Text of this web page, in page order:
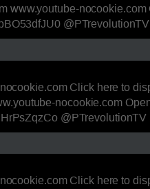
nocookie.com
@PTrevolutionTV
Click here to
nocookie.com
@PTrevolutionTV
Click here to